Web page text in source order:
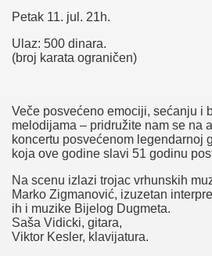
Petak 11. jul. 21h.
Ulaz: 500 dinara.
(broj karata ograničen)
Veče posvećeno emociji, sećanju i
melodijama – pridružite nam se na
koncertu posvećenom legendarnoj
koja ove godine slavi 51 godinu
Na scenu izlazi trojac vrhunskih
Marko Zigmanović, izuzetan
ih i muzike Bijelog Dugmeta.
Saša Vidicki, gitara,
Viktor Kesler, klavijatura.